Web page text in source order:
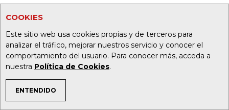
COOKIES
Este sitio web usa cookies propias y de terceros para
analizar el tráfico, mejorar nuestros servicio y conocer el
comportamiento del usuario. Para conocer más, acceda a
nuestra Política de Cookies.
ENTENDIDO
TEMAS DE INTERÉS